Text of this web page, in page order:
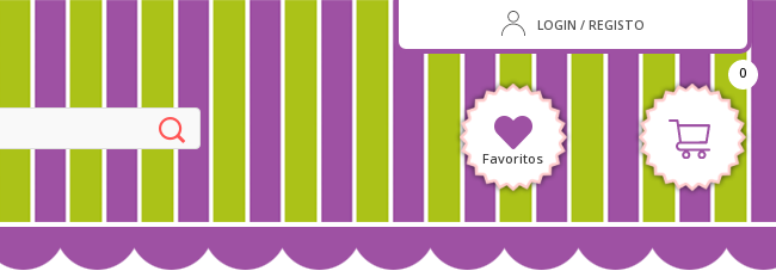
LOGIN / REGISTO
Favoritos
0